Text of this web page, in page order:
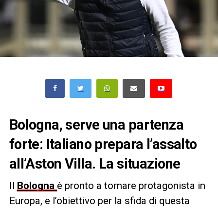
Bologna, serve una partenza
forte: Italiano prepara l’assalto
all’Aston Villa. La situazione
Il Bologna è pronto a tornare protagonista in
Europa, e l’obiettivo per la sfida di questa